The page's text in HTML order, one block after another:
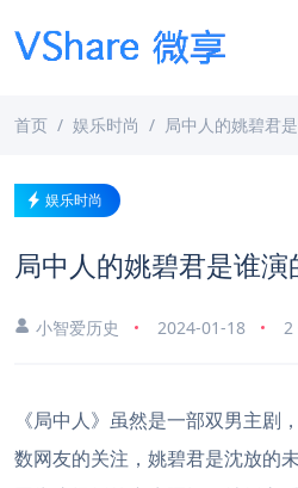
首页 娱乐时尚 局中人的姚碧君
娱乐时尚
局中人的姚碧君是谁演
小智爱历史 2024-01-18 2
《局中人》虽然是一部双男主剧
数网友的关注，姚碧君是沈放的